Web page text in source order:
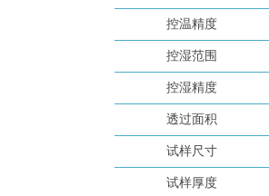
控温精度
控湿范围
控湿精度
透过面积
试样尺寸
试样厚度